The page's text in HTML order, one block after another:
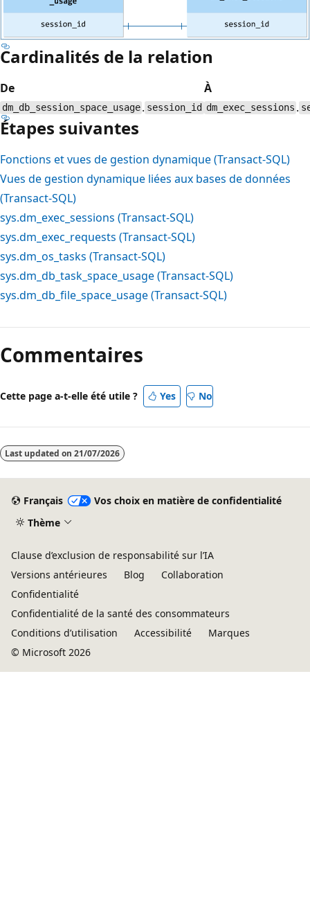
Cardinalités de la relation
De À
dm_db_session_space_usage . session_id dm_exec_sessions .
Étapes suivantes
Fonctions et vues de gestion dynamique (Transact-SQL)
Vues de gestion dynamique liées aux bases de données
(Transact-SQL)
sys.dm_exec_sessions (Transact-SQL)
sys.dm_exec_requests (Transact-SQL)
sys.dm_os_tasks (Transact-SQL)
sys.dm_db_task_space_usage (Transact-SQL)
sys.dm_db_file_space_usage (Transact-SQL)
Commentaires
Cette page a-t-elle été utile ? Yes No
Last updated on 21/07/2026
Français
Vos choix en matière de confidentialité
Thème
Clause d’exclusion de responsabilité sur l’IA
Versions antérieures
Blog
Collaboration
Confidentialité
Confidentialité de la santé des consommateurs
Conditions d’utilisation
Accessibilité
Marques
© Microsoft 2026